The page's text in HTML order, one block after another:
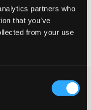
partners who
that you’ve
from your use
60 jours
avec un imprimé
au niveau des